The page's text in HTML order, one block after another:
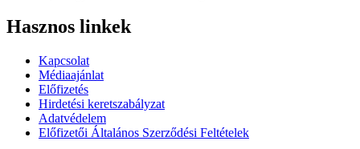
Hasznos linkek
Kapcsolat
Médiaajánlat
Előfizetés
Hirdetési keretszabályzat
Adatvédelem
Előfizetői Általános Szerződési Feltételek